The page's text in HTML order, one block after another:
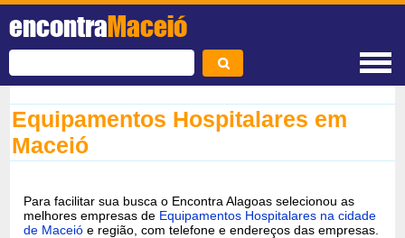
encontraMaceió
Equipamentos Hospitalares em
Maceió
Para facilitar sua busca o Encontra Alagoas selecionou as
melhores empresas de Equipamentos Hospitalares na cidade
de Maceió e região, com telefone e endereços das empresas.